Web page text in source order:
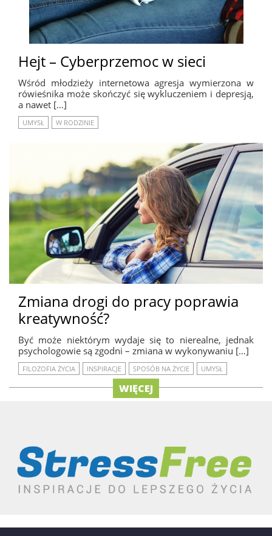
Hejt – Cyberprzemoc w sieci
Wśród młodzieży internetowa agresja wymierzona w
rówieśnika może skończyć się wykluczeniem i depresją,
a nawet […]
UMYSŁ W RODZINIE
Zmiana drogi do pracy poprawia
kreatywność?
Być może niektórym wydaje się to nierealne, jednak
psychologowie są zgodni – zmiana w wykonywaniu […]
FILOZOFIA ŻYCIA INSPIRACJE SPOSÓB NA ŻYCIE UMYSŁ
WIĘCEJ